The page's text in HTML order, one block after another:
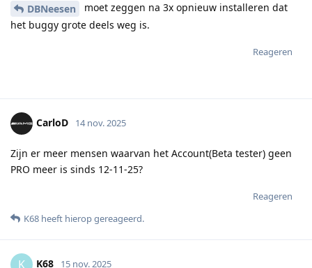
DBNeesen
moet zeggen na 3x opnieuw installeren dat
het buggy grote deels weg is.
Reageren
CarloD 14 nov. 2025
Zijn er meer mensen waarvan het Account(Beta tester) geen
PRO meer is sinds 12-11-25?
Reageren
K68 heeft hierop gereageerd.
K K68 15 nov. 2025